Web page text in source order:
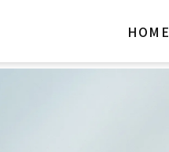
HOME